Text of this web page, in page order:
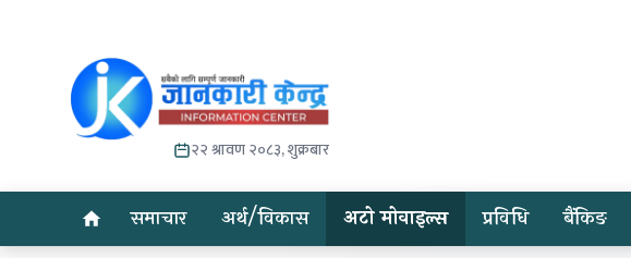
२२ श्रावण २०८३, शुक्रबार
समाचार अर्थ/विकास अटो मोवाइल्स प्रविधि बैंकिङ